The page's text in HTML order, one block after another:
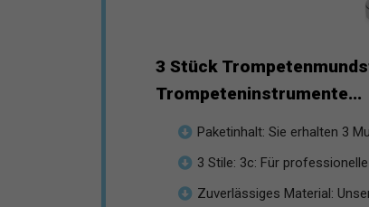
3 Stück
Trompeteninstrumente...
Paketinhalt: Sie erhalten 3
3 Stile: 3c: Für
Zuverlässiges Material: